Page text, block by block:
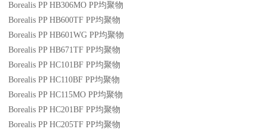
Borealis PP HB306MO PP均聚物
Borealis PP HB600TF PP均聚物
Borealis PP HB601WG PP均聚物
Borealis PP HB671TF PP均聚物
Borealis PP HC101BF PP均聚物
Borealis PP HC110BF PP均聚物
Borealis PP HC115MO PP均聚物
Borealis PP HC201BF PP均聚物
Borealis PP HC205TF PP均聚物